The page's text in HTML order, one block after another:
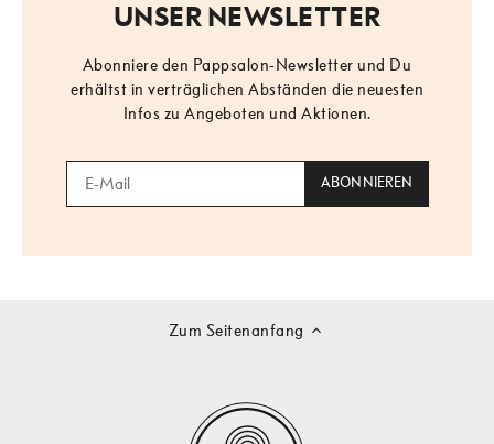
UNSER NEWSLETTER
Abonniere den Pappsalon-Newsletter und Du
erhältst in verträglichen Abständen die neuesten
Infos zu Angeboten und Aktionen.
Zum Seitenanfang